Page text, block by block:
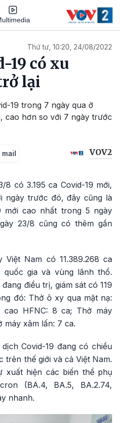
Thứ tư, 10:20, 24/08/2022
19 có xu
lại
19 trong 7 ngày qua ở
cao hơn so với 7 ngày trước
mail VOV2
có 3.195 ca Covid-19 mới,
ngày trước đó, đây cũng là
mới cao nhất trong 5 ngày
23/8 cũng có thêm gần
Nam có 11.389.268 ca
quốc gia và vùng lãnh thổ.
điều trị, giám sát có 119
đó: Thở ô xy qua mặt nạ:
HFNC: 8 ca; Thở máy
máy xâm lấn: 7 ca.
Covid-19 đang có chiều
trên thế giới và cả Việt Nam.
xuất hiện các biến thể phụ
(BA.4, BA.5, BA.2.74,
nhanh.